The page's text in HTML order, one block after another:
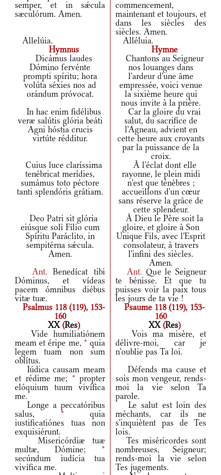
semper, et in sǽcula
sæculórum. Amen.
commencement,
maintenant et toujours, et
dans les siècles des
siècles. Amen.
Allelúia.
Alléluia.
Hymnus
Hymne
Dicámus laudes
Dómino fervénte
prompti spíritu; hora
volúta séxies nos ad
orándum próvocat.
Chantons au Seigneur
nos louanges dans
l'ardeur d'une âme
empressée, voici venue
la sixième heure qui
nous invite à la prière.
In hac enim fidélibus
veræ salútis glória beáti
Agni hóstia crucis
virtúte rédditur.
Car la gloire du vrai
salut, du sacrifice de
l'Agneau, advient en
cette heure aux croyants
par la puissance de la
croix.
Cuius luce claríssima
tenébricat merídies,
sumámus toto péctore
tanti splendóris grátiam.
À l'éclat dont elle
rayonne, le plein midi
n'est que ténèbres ;
accueillons d'un cœur
sans réserve la grâce de
cette splendeur.
Deo Patri sit glória
eiúsque soli Fílio cum
Spíritu Paráclito, in
sempitérna sǽcula.
Amen.
À Dieu le Père soit la
gloire, et gloire à Son
Unique Fils, avec l'Esprit
consolateur, à travers
l'infini des siècles.
Amen.
Ant.Benedícat tibi
Dóminus, et vídeas
pacem ómnibus diébus
vitæ tuæ.
Ant. Que le Seigneur
te bénisse. Et que tu
puisses voir la paix tous
les jours de ta vie !
Psalmus 118 (119), 153-
160
Psaume 118 (119), 153-
160
XX (Res) XX (Res)
Vide humiliatiónem
meam et éripe me, * quia
legem tuam non sum
oblítus.
Vois ma misère, et
délivre-moi, car je
n'oublie pas Ta loi.
Iúdica causam meam
et rédime me; * propter
elóquium tuum vivífica
me.
Défends ma cause et
sois mon vengeur, rends-
moi la vie selon Ta
parole.
Longe a peccatóribus
salus, * quia
iustificatiónes tuas non
exquisiérunt.
Le salut est loin des
méchants, car ils ne
s'inquiètent pas de Tes
lois.
Misericórdiæ tuæ
multæ, Dómine; *
secúndum iudícia tua
vivífica me.
Tes miséricordes sont
nombreuses, Seigneur;
rends-moi la vie selon
Tes jugements.